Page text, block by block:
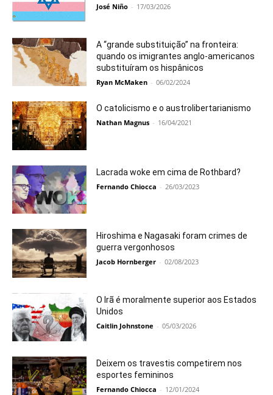
José Niño - 17/03/2026
A “grande substituição” na fronteira:
quando os imigrantes anglo-americanos
substituíram os hispânicos
Ryan McMaken - 06/02/2024
O catolicismo e o austrolibertarianismo
Nathan Magnus - 16/04/2021
Lacrada woke em cima de Rothbard?
Fernando Chiocca - 26/03/2023
Hiroshima e Nagasaki foram crimes de
guerra vergonhosos
Jacob Hornberger - 02/08/2023
O Irã é moralmente superior aos Estados
Unidos
Caitlin Johnstone - 05/03/2026
Deixem os travestis competirem nos
esportes femininos
Fernando Chiocca - 12/01/2024